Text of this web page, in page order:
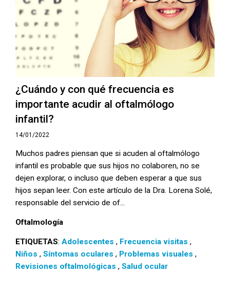
¿Cuándo y con qué frecuencia es
importante acudir al oftalmólogo
infantil?
14/01/2022
Muchos padres piensan que si acuden al oftalmólogo
infantil es probable que sus hijos no colaboren, no se
dejen explorar, o incluso que deben esperar a que sus
hijos sepan leer. Con este artículo de la Dra. Lorena Solé,
responsable del servicio de of...
Oftalmología
ETIQUETAS: Adolescentes , Frecuencia visitas ,
Niños , Síntomas oculares , Problemas visuales ,
Revisiones oftalmológicas , Salud ocular